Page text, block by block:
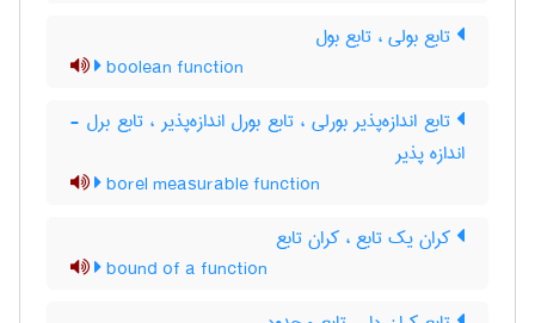
تابع بولی ، تابع بول
boolean function
تابع اندازه‌پذیر بورلی ، تابع بورل اندازه‌پذیر ، تابع برل -
اندازه پذیر
borel measurable function
کران یک تابع ، کران تابع
bound of a function